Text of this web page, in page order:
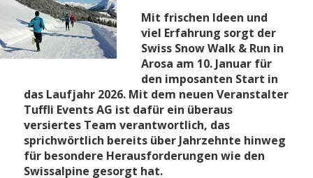
Mit frischen Ideen und
viel Erfahrung sorgt der
Swiss Snow Walk & Run in
Arosa am 10. Januar für
den imposanten Start in
das Laufjahr 2026. Mit dem neuen Veranstalter
Tuffli Events AG ist dafür ein überaus
versiertes Team verantwortlich, das
sprichwörtlich bereits über Jahrzehnte hinweg
für besondere Herausforderungen wie den
Swissalpine gesorgt hat.